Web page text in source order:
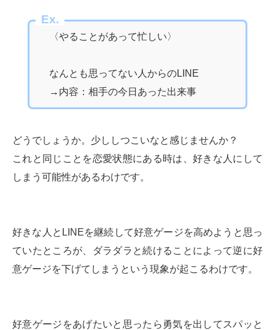
Ex.
〈やることがあって忙しい〉
なんとも思ってない人からのLINE
→内容：相手の今日あった出来事
どうでしょうか。少ししつこいなと感じませんか？
これと同じことを恋愛状態にある時は、好きな人にして
しまう可能性があるわけです。
好きな人とLINEを継続して好意ゲージを高めようと思っ
ていたところが、ダラダラと続けることによって逆に好
意ゲージを下げてしまうという現象が起こるわけです。
好意ゲージをあげたいと思ったら勇気を出してスパッと